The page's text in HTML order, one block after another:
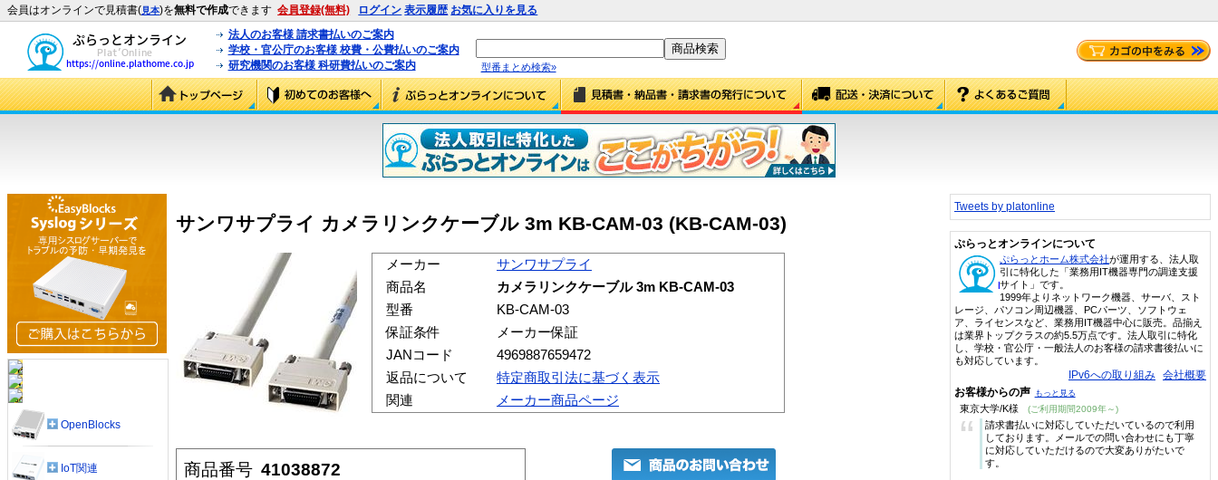
会員はオンラインで見積書(見本)を無料で作成できます 会員登録(無料) ログイン 表示履歴 お気に入りを見る
法人のお客様 請求書払いのご案内
学校・官公庁のお客様 校費・公費払いのご案内
研究機関のお客様 科研費払いのご案内
型番まとめ検索»
サンワサプライ カメラリンクケーブル 3m KB-CAM-03 (KB-CAM-03)
メーカー
サンワサプライ
商品名
カメラリンクケーブル 3m KB-CAM-03
型番
KB-CAM-03
保証条件
メーカー保証
JANコード
4969887659472
返品について
特定商取引法に基づく表示
関連
メーカー商品ページ
商品番号 41038872
OpenBlocks
IoT関連
Tweets by platonline
ぷらっとオンラインについて
ぷらっとホーム株式会社が運用する、法人取
引に特化した「業務用IT機器専門の調達支援
サイト」です。
1999年よりネットワーク機器、サーバ、スト
レージ、パソコン周辺機器、PCパーツ、ソフトウェ
ア、ライセンスなど、業務用IT機器中心に販売。品揃え
は業界トップクラスの約5.5万点です。法人取引に特化
し、学校・官公庁・一般法人のお客様の請求書後払いに
も対応しています。
IPv6への取り組み 会社概要
お客様からの声 もっと見る
東京大学/K様 (ご利用期間2009年～)
“
請求書払いに対応していただいているので利用
しております。メールでの問い合わせにも丁寧
に対応していただけるので大変ありがたいで
す。